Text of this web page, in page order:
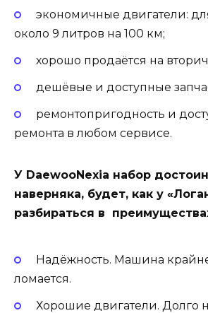
экономичные двигатели:
около 9 литров на 100 км;
хорошо продаётся на
дешёвые и доступные
ремонтопригодность и
ремонта в любом сервисе.
У DaewooNexia набор
наверняка, будет, как у
разбираться в
Надёжность. Машина
ломается.
Хорошие двигатели. Долго